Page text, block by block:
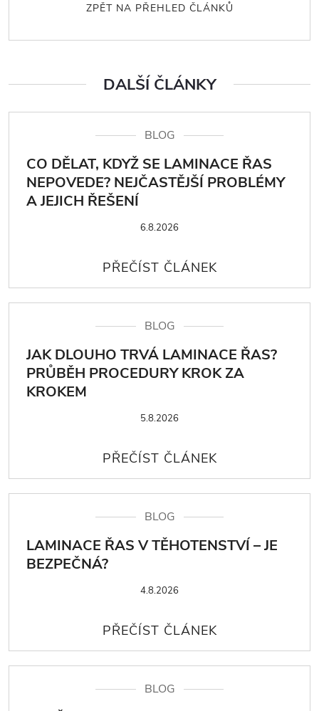
ZPĚT NA PŘEHLED ČLÁNKŮ
DALŠÍ ČLÁNKY
BLOG
CO DĚLAT, KDYŽ SE LAMINACE ŘAS
NEPOVEDE? NEJČASTĚJŠÍ PROBLÉMY
A JEJICH ŘEŠENÍ
6.8.2026
BLOG
JAK DLOUHO TRVÁ LAMINACE ŘAS?
PRŮBĚH PROCEDURY KROK ZA
KROKEM
5.8.2026
BLOG
LAMINACE ŘAS V TĚHOTENSTVÍ – JE
BEZPEČNÁ?
4.8.2026
BLOG